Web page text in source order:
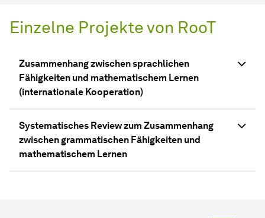
Einzelne Projekte von RooT
Zusammenhang zwischen sprachlichen
Fähigkeiten und mathematischem Lernen
(internationale Kooperation)
Systematisches Review zum Zusammenhang
zwischen grammatischen Fähigkeiten und
mathematischem Lernen